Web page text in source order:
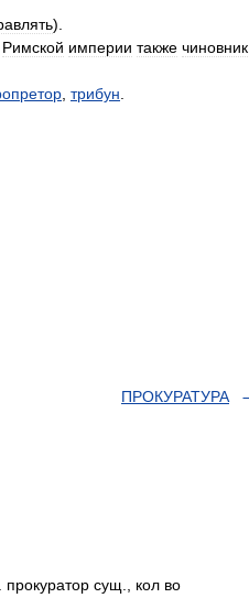
).
Римской империи также чиновник
трибун
ПРОКУРАТУРА
сущ., кол во